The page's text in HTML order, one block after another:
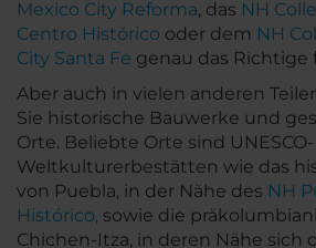
Mexico City Reforma, das NH
Centro Histórico oder dem NH
City Santa Fe genau das Richtige
Aber auch in vielen anderen
Sie historische Bauwerke und
Orte. Beliebte Orte sind UNESCO-
Weltkulturerbestätten wie das
von Puebla, in der Nähe des NH
Histórico, sowie die
Chichen-Itza, in deren Nähe sich